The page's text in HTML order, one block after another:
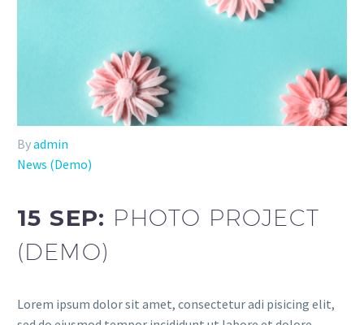
Byadmin
News (Demo)
15 SEP: PHOTO PROJECT
(DEMO)
Lorem ipsum dolor sit amet, consectetur adi pisicing elit,